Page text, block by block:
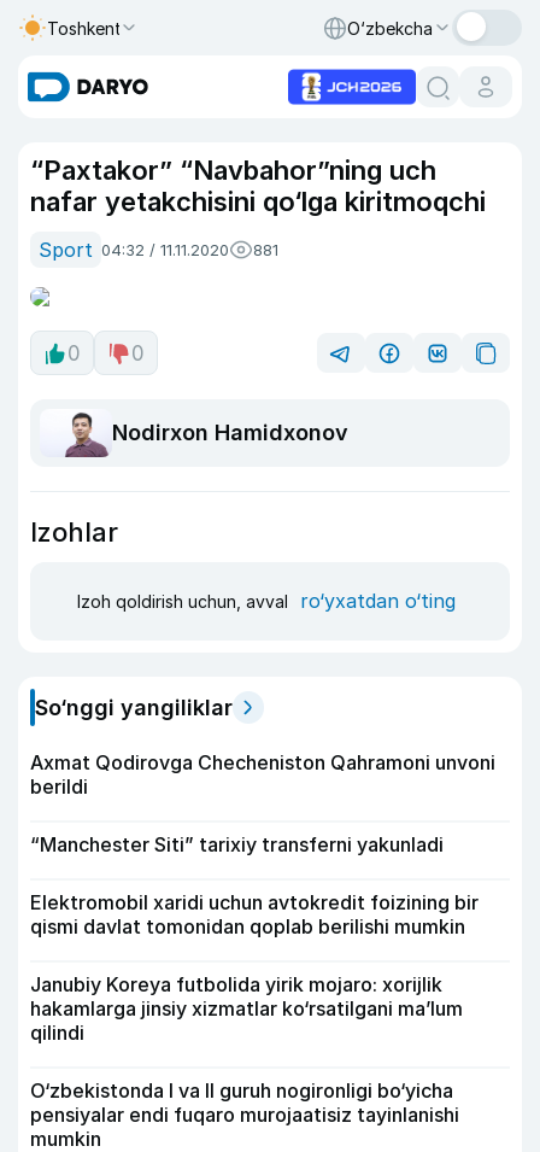
Toshkent O‘zbekcha
“Paxtakor” “Navbahor”ning uch
nafar yetakchisini qo‘lga kiritmoqchi
Sport 04:32 / 11.11.2020 881
0 0
Nodirxon Hamidxonov
Izohlar
Izoh qoldirish uchun, avval ro‘yxatdan o‘ting
So‘nggi yangiliklar
Axmat Qodirovga Checheniston Qahramoni unvoni
berildi
“Manchester Siti” tarixiy transferni yakunladi
Elektromobil xaridi uchun avtokredit foizining bir
qismi davlat tomonidan qoplab berilishi mumkin
Janubiy Koreya futbolida yirik mojaro: xorijlik
hakamlarga jinsiy xizmatlar ko‘rsatilgani ma’lum
qilindi
O‘zbekistonda I va II guruh nogironligi bo‘yicha
pensiyalar endi fuqaro murojaatisiz tayinlanishi
mumkin